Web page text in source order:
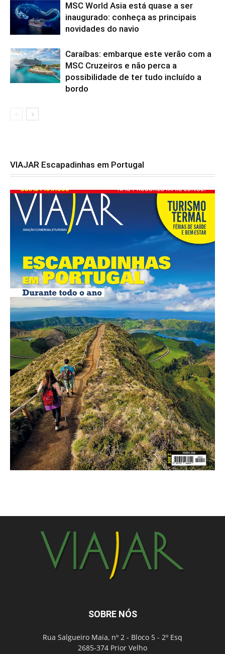
MSC World Asia está quase a ser
inaugurado: conheça as principais
novidades do navio
Caraíbas: embarque este verão com a
MSC Cruzeiros e não perca a
possibilidade de ter tudo incluído a
bordo
VIAJAR Escapadinhas em Portugal
SOBRE NÓS
Rua Salgueiro Maia, nº 2 - Bloco 5 - 2º Esq
2685-374 Prior Velho